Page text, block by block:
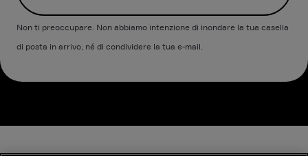
Non ti preoccupare. Non abbiamo intenzione di inondare la tua casella
di posta in arrivo, né di condividere la tua e-mail.